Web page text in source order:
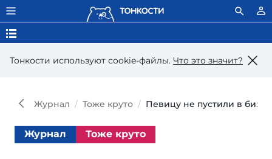
Тонкости используют сookie-файлы. Что это значит?
Журнал Тоже круто Певицу не пустили в
Журнал Тоже круто